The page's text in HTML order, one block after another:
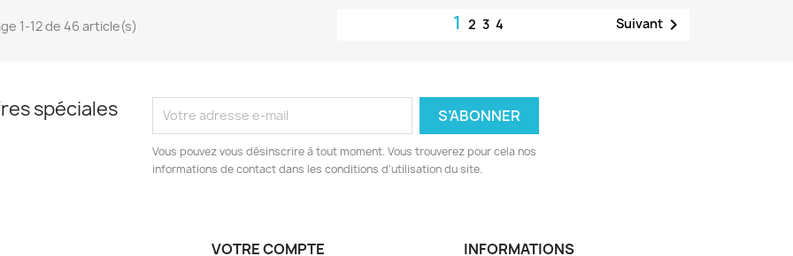
1-12 de 46 article(s) 1234 Suivant
spéciales
Vous pouvez vous désinscrire à tout moment. Vous trouverez pour cela nos
informations de contact dans les conditions d'utilisation du site.
VOTRE COMPTE INFORMATIONS